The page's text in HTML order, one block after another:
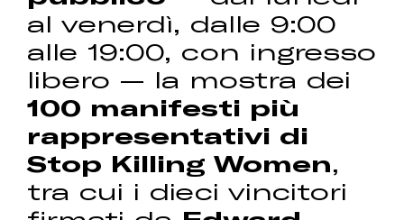
al venerdì, dalle 9:00
alle 19:00, con ingresso
libero — la mostra dei
100 manifesti più
rappresentativi di
Stop Killing Women,
tra cui i dieci vincitori